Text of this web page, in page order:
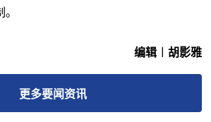
编辑︱胡影雅
更多要闻资讯